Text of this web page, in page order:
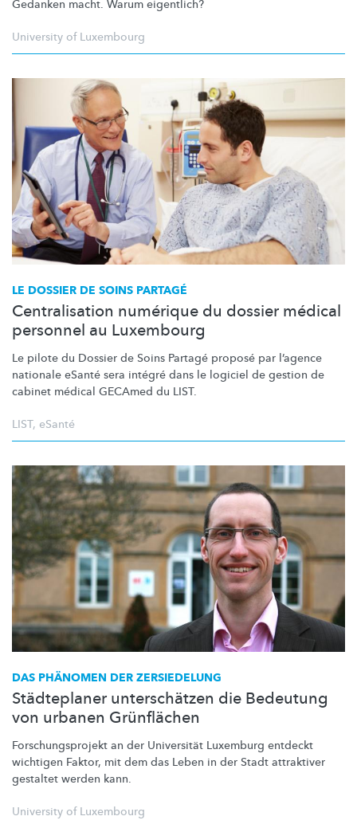
Gedanken macht. Warum eigentlich?
University of Luxembourg
LE DOSSIER DE SOINS PARTAGÉ
Centralisation numérique du dossier médical
personnel au Luxembourg
Le pilote du Dossier de Soins Partagé proposé par l’agence
nationale eSanté sera intégré dans le logiciel de gestion de
cabinet médical GECAmed du LIST.
LIST, eSanté
DAS PHÄNOMEN DER ZERSIEDELUNG
Städteplaner unterschätzen die Bedeutung
von urbanen Grünflächen
Forschungsprojekt an der Universität Luxemburg entdeckt
wichtigen Faktor, mit dem das Leben in der Stadt attraktiver
gestaltet werden kann.
University of Luxembourg